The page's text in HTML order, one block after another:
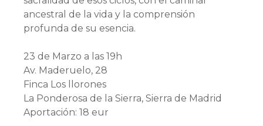
ancestral de la vida y la comprensión
profunda de su esencia.
23 de Marzo a las 19h
Av. Maderuelo, 28
Finca Los llorones
La Ponderosa de la Sierra, Sierra de Madrid
Aportación: 18 eur